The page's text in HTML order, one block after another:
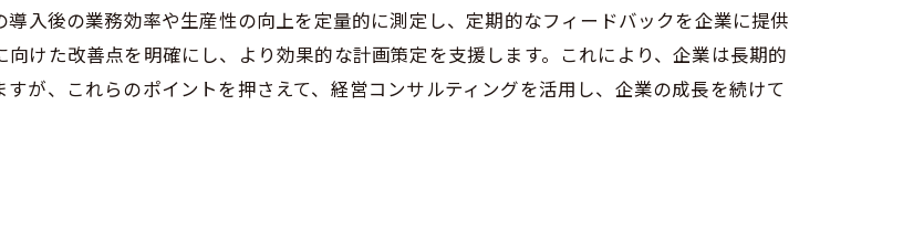
報共有と活用
の最適化
化したサポート体制
ングでIT導入補助金を効果的に活用するためのポイント
入後の業務効率や生産性の向上を定量的に測定し、定期的なフィードバックを企業に提供
けた改善点を明確にし、より効果的な計画策定を支援します。これにより、企業は長期的
が、これらのポイントを押さえて、経営コンサルティングを活用し、企業の成長を続けて